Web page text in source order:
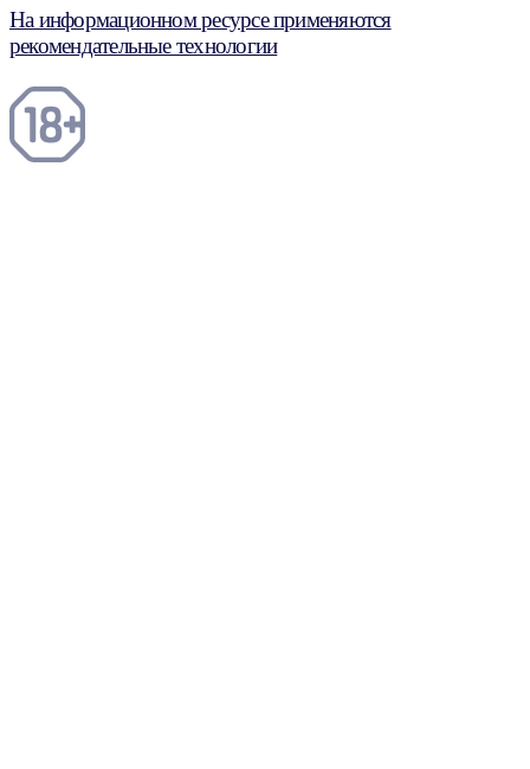
На информационном ресурсе применяются
рекомендательные технологии